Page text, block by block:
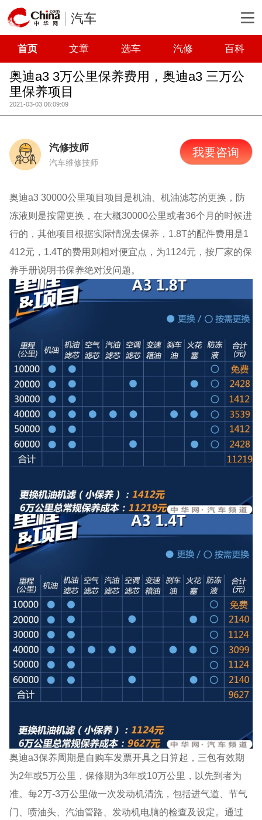
汽车
首页 文章 选车 汽修 百科
奥迪a3 3万公里保养费用，奥迪a3 三万公
里保养项目
2021-03-03 06:09:09
汽修技师
汽车维修技师
我要咨询
奥迪a3 30000公里项目项目是机油、机油滤芯的更换，防
冻液则是按需更换，在大概30000公里或者36个月的时候进
行的，其他项目根据实际情况去保养，1.8T的配件费用是1
412元，1.4T的费用则相对便宜点，为1124元，按厂家的保
养手册说明书保养绝对没问题。
奥迪a3保养周期是自购车发票开具之日算起，三包有效期
为2年或5万公里，保修期为3年或10万公里，以先到者为
准。每2万-3万公里做一次发动机清洗，包括进气道、节气
门、喷油头、汽油管路、发动机电脑的检查及设定。通过